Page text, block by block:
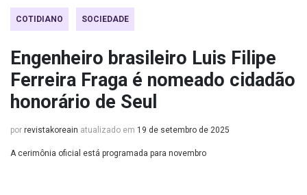
COTIDIANO SOCIEDADE
Engenheiro brasileiro Luis Filipe
Ferreira Fraga é nomeado cidadão
honorário de Seul
por revistakoreain atualizado em 19 de setembro de 2025
A cerimônia oficial está programada para novembro